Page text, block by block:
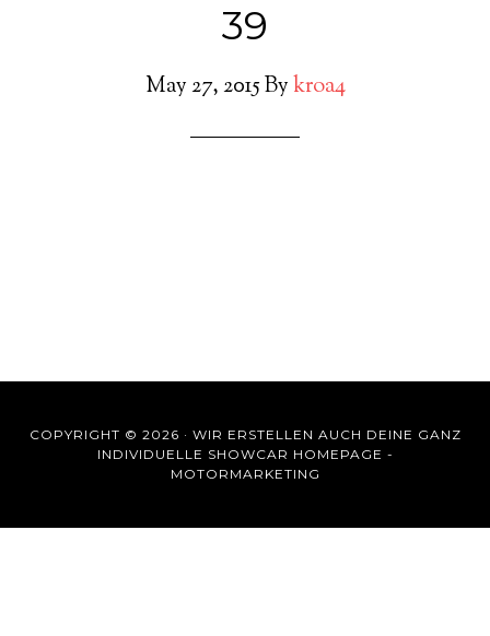
39
May 27, 2015Bykroa4
COPYRIGHT © 2026 · WIR ERSTELLEN AUCH DEINE GANZ
INDIVIDUELLE SHOWCAR HOMEPAGE -
MOTORMARKETING